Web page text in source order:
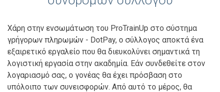
Χάρη στην ενσωμάτωση του ProTrainUp στο σύστημα
γρήγορων πληρωμών - DotPay, ο σύλλογος αποκτά ένα
εξαιρετικό εργαλείο που θα διευκολύνει σημαντικά τη
λογιστική εργασία στην ακαδημία. Εάν συνδεθείτε στον
λογαριασμό σας, ο γονέας θα έχει πρόσβαση στο
υπόλοιπο των συνεισφορών. Από αυτό το μέρος, θα